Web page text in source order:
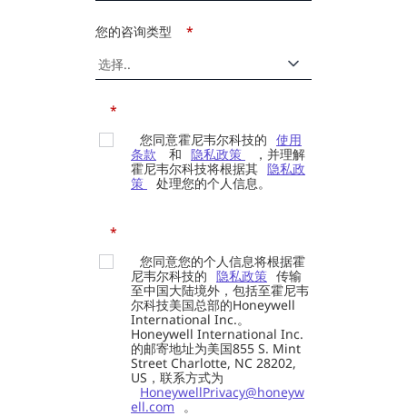
*
您的咨询类型
*
您同意霍尼韦尔科技的 使用
条款
和 隐私政策
，并理解
霍尼韦尔科技将根据其 隐私政
策
处理您的个人信息。
*
您同意您的个人信息将根据霍
尼韦尔科技的 隐私政策 传输
至中国大陆境外，包括至霍尼韦
尔科技美国总部的Honeywell
International Inc.。
Honeywell International Inc.
的邮寄地址为美国855 S. Mint
Street Charlotte, NC 28202,
US，联系方式为
HoneywellPrivacy@honeyw
ell.com
。